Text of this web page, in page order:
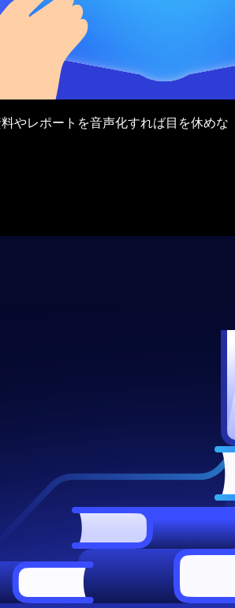
やレポートを音声化すれば目を休めな